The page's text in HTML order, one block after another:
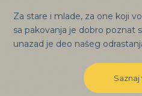
Za stare i mlade, za one koji
sa pakovanja je dobro poznat
unazad je deo našeg
Saznaj